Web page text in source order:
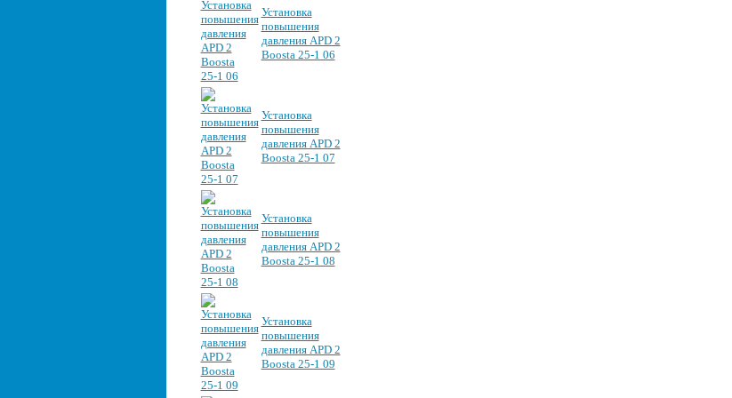
Установка
повышения
давления APD 2
Boosta 25-1 06
Установка
повышения
давления APD 2
Boosta 25-1 07
Установка
повышения
давления APD 2
Boosta 25-1 08
Установка
повышения
давления APD 2
Boosta 25-1 09